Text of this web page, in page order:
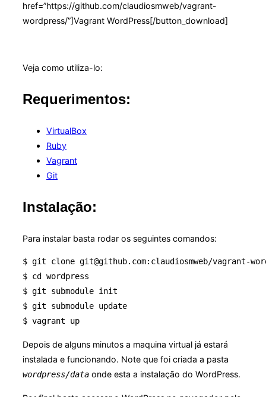
href=”https://github.com/claudiosmweb/vagrant-
wordpress/”]Vagrant WordPress[/button_download]
Veja como utiliza-lo:
Requerimentos:
VirtualBox
Ruby
Vagrant
Git
Instalação:
Para instalar basta rodar os seguintes comandos:
$ git clone git@github.com:claudiosmweb/vagrant-
$ cd wordpress
$ git submodule init
$ git submodule update
$ vagrant up
Depois de alguns minutos a maquina virtual já estará
instalada e funcionando. Note que foi criada a pasta
wordpress/data onde esta a instalação do WordPress.